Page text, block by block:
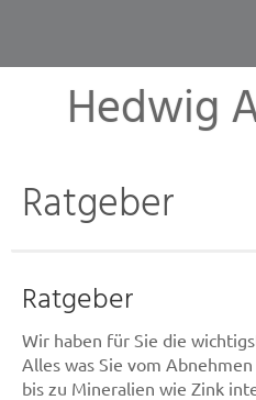
Hedwig
Ratgeber
Ratgeber
Wir haben für Sie die
Alles was Sie vom
bis zu Mineralien wie Zink